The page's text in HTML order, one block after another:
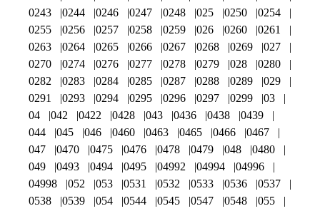
0243
0244 0246 0247 0248 025 0250
0254
0255
0256 0257 0258 0259 026 0260
0261
0263
0264 0265 0266 0267 0268 0269
027
0270
0274 0276 0277 0278 0279 028
0280
0282
0283 0284 0285 0287 0288 0289
029
0291
0293 0294 0295 0296 0297 0299
03
04
042 0422 0428 043 0436 0438
0439
044
045 046 0460 0463 0465 0466
0467
047
0470 0475 0476 0478 0479 048
0480
049
0493 0494 0495 04992 04994
04996
04998
052 053 0531 0532 0533 0536
0537
0538
0539 054 0544 0545 0547 0548
055